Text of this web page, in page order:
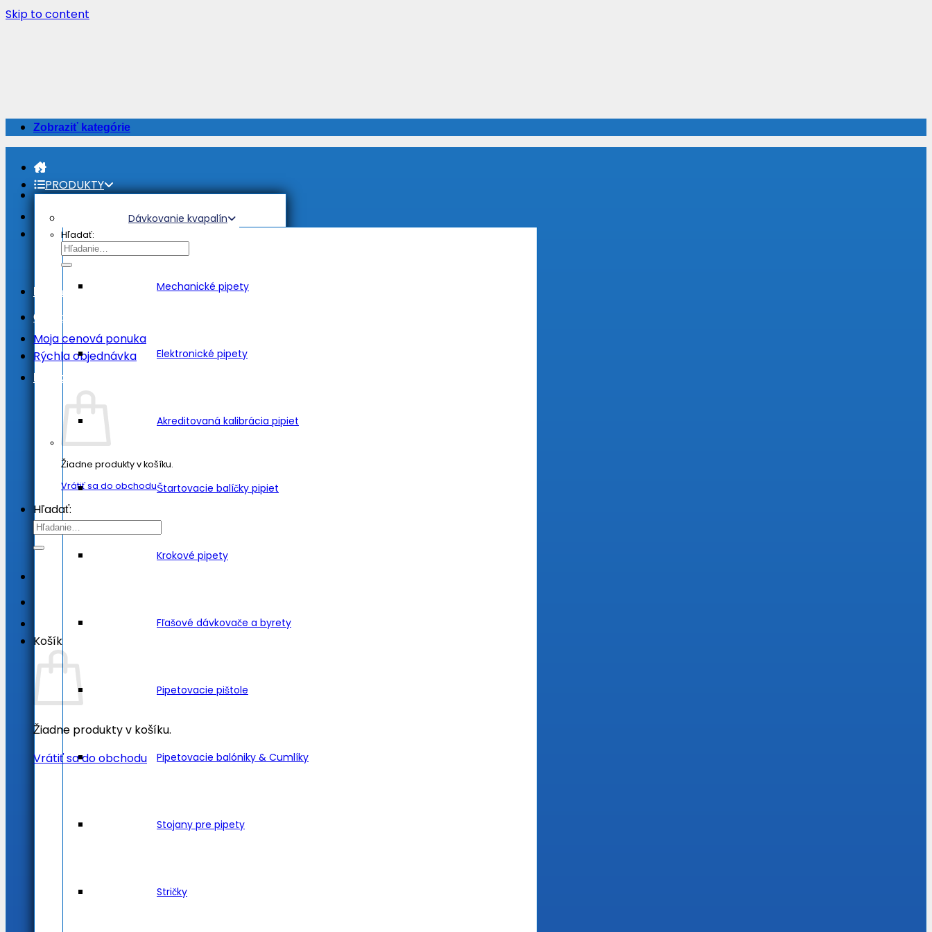
Skip to content
Hľadať:
Prihlásenie / Registrovať sa
Obľúbené položky
Moja cenová ponuka
Rýchla objednávka
Košík /
Žiadne produkty v košíku.
Vrátiť sa do obchodu
Hľadať:
Košík
Žiadne produkty v košíku.
Vrátiť sa do obchodu
Zobraziť kategórie
PRODUKTY
Dávkovanie kvapalín
Mechanické pipety
Elektronické pipety
Akreditovaná kalibrácia pipiet
Štartovacie balíčky pipiet
Krokové pipety
Fľašové dávkovače a byrety
Pipetovacie pištole
Pipetovacie balóniky & Cumlíky
Stojany pre pipety
Stričky